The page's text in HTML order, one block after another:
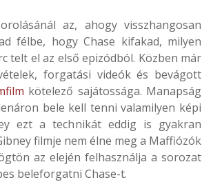
az, ahogy visszhangosan
félbe, hogy Chase kifakad, milyen
telt el az első epizódból. Közben már
forgatási videók és bevágott
kötelező sajátossága. Manapság
bele kell tenni valamilyen képi
ezt a technikát eddig is gyakran
filmje nem élne meg a Maffiózók
az elején felhasználja a sorozat
beleforgatni Chase-t.